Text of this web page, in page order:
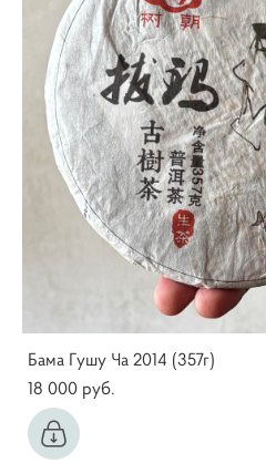
Бама Гушу Ча 2014 (357г)
18 000 pуб.